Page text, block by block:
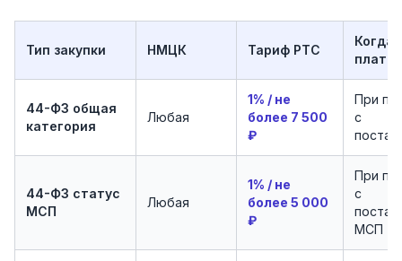
Тип закупки НМЦК Тариф РТС
Когда
44-ФЗ общая
категория
Любая
1% / не
более 7 500
₽
При
с
44-ФЗ статус
МСП
Любая
1% / не
более 5 000
₽
При
с
МСП